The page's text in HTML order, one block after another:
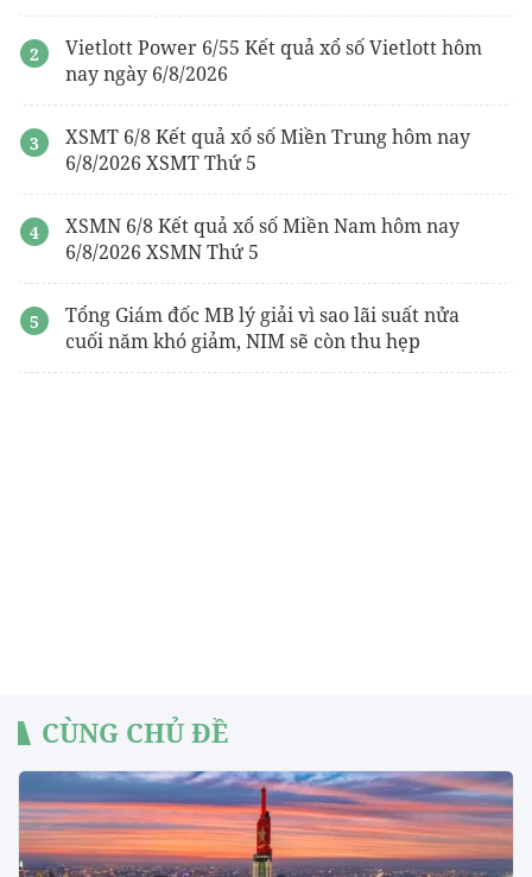
Vietlott Power 6/55 Kết quả xổ số Vietlott hôm
nay ngày 6/8/2026
XSMT 6/8 Kết quả xổ số Miền Trung hôm nay
6/8/2026 XSMT Thứ 5
XSMN 6/8 Kết quả xổ số Miền Nam hôm nay
6/8/2026 XSMN Thứ 5
Tổng Giám đốc MB lý giải vì sao lãi suất nửa
cuối năm khó giảm, NIM sẽ còn thu hẹp
CÙNG CHỦ ĐỀ